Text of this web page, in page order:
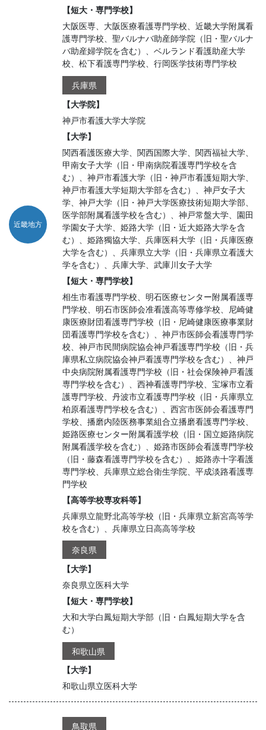
近畿地方
【短大・専門学校】
大阪医専、大阪医療看護専門学校、近畿大学附属看
護専門学校、聖バルナバ助産師学院（旧・聖バルナ
バ助産婦学院を含む）、ベルランド看護助産大学
校、松下看護専門学校、行岡医学技術専門学校
兵庫県
【大学院】
神戸市看護大学大学院
【大学】
関西看護医療大学、関西国際大学、関西福祉大学、
甲南女子大学（旧・甲南病院看護専門学校を含
む）、神戸市看護大学（旧・神戸市看護短期大学、
神戸市看護大学短期大学部を含む）、神戸女子大
学、神戸大学（旧・神戸大学医療技術短期大学部、
医学部附属看護学校を含む）、神戸常盤大学、園田
学園女子大学、姫路大学（旧・近大姫路大学を含
む）、姫路獨協大学、兵庫医科大学（旧・兵庫医療
大学を含む）、兵庫県立大学（旧・兵庫県立看護大
学を含む）、兵庫大学、武庫川女子大学
【短大・専門学校】
相生市看護専門学校、明石医療センター附属看護専
門学校、明石市医師会准看護高等専修学校、尼崎健
康医療財団看護専門学校（旧・尼崎健康医療事業財
団看護専門学校を含む）、神戸市医師会看護専門学
校、神戸市民間病院協会神戸看護専門学校（旧・兵
庫県私立病院協会神戸看護専門学校を含む）、神戸
中央病院附属看護専門学校（旧・社会保険神戸看護
専門学校を含む）、西神看護専門学校、宝塚市立看
護専門学校、丹波市立看護専門学校（旧・兵庫県立
柏原看護専門学校を含む）、西宮市医師会看護専門
学校、播磨内陸医務事業組合立播磨看護専門学校、
姫路医療センター附属看護学校（旧・国立姫路病院
附属看護学校を含む）、姫路市医師会看護専門学校
（旧・藤森看護専門学校を含む）、姫路赤十字看護
専門学校、兵庫県立総合衛生学院、平成淡路看護専
門学校
【高等学校専攻科等】
兵庫県立龍野北高等学校（旧・兵庫県立新宮高等学
校を含む）、兵庫県立日高高等学校
奈良県
【大学】
奈良県立医科大学
【短大・専門学校】
大和大学白鳳短期大学部（旧・白鳳短期大学を含
む）
和歌山県
【大学】
和歌山県立医科大学
鳥取県